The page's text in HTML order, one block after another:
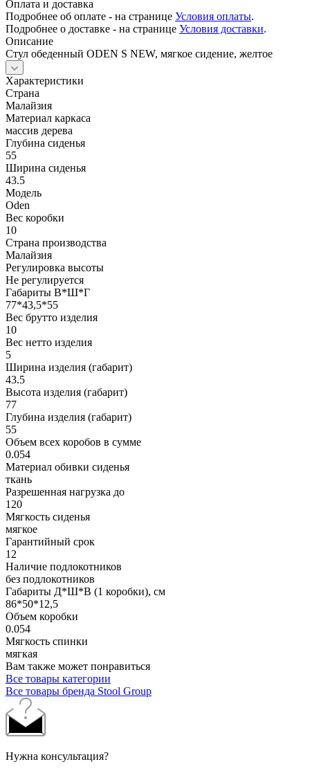
Оплата и доставка
Подробнее об оплате - на странице Условия оплаты.
Подробнее о доставке - на странице Условия доставки.
Описание
Стул обеденный ODEN S NEW, мягкое сидение, желтое
Характеристики
Страна
Малайзия
Материал каркаса
массив дерева
Глубина сиденья
55
Ширина сиденья
43.5
Модель
Oden
Вес коробки
10
Страна производства
Малайзия
Регулировка высоты
Не регулируется
Габариты В*Ш*Г
77*43,5*55
Вес брутто изделия
10
Вес нетто изделия
5
Ширина изделия (габарит)
43.5
Высота изделия (габарит)
77
Глубина изделия (габарит)
55
Объем всех коробов в сумме
0.054
Материал обивки сиденья
ткань
Разрешенная нагрузка до
120
Мягкость сиденья
мягкое
Гарантийный срок
12
Наличие подлокотников
без подлокотников
Габариты Д*Ш*В (1 коробки), см
86*50*12,5
Объем коробки
0.054
Мягкость спинки
мягкая
Вам также может понравиться
Все товары категории
Все товары бренда Stool Group
Нужна консультация?